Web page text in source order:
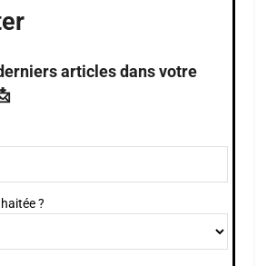
articles dans votre
?